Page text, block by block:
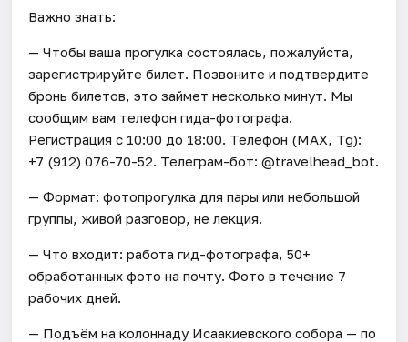
Важно знать:
— Чтобы ваша прогулка состоялась, пожалуйста,
зарегистрируйте билет. Позвоните и подтвердите
бронь билетов, это займет несколько минут. Мы
сообщим вам телефон гида-фотографа.
Регистрация с 10:00 до 18:00. Телефон (МАХ, Tg):
+7 (912) 076-70-52. Телеграм-бот: @travelhead_bot.
— Формат: фотопрогулка для пары или небольшой
группы, живой разговор, не лекция.
— Что входит: работа гид-фотографа, 50+
обработанных фото на почту. Фото в течение 7
рабочих дней.
— Подъём на колоннаду Исаакиевского собора — по